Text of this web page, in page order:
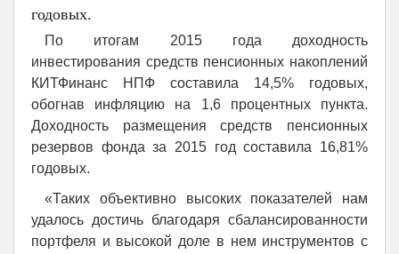
годовых.
По итогам 2015 года доходность
инвестирования средств пенсионных накоплений
КИТФинанс НПФ составила 14,5% годовых,
обогнав инфляцию на 1,6 процентных пункта.
Доходность размещения средств пенсионных
резервов фонда за 2015 год составила 16,81%
годовых.
«Таких объективно высоких показателей нам
удалось достичь благодаря сбалансированности
портфеля и высокой доле в нем инструментов с